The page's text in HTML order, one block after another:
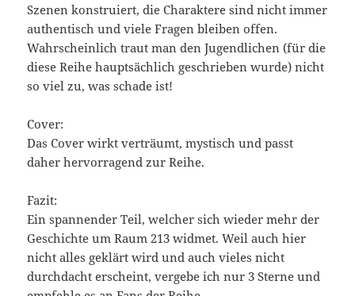
Szenen konstruiert, die Charaktere sind nicht immer
authentisch und viele Fragen bleiben offen.
Wahrscheinlich traut man den Jugendlichen (für die
diese Reihe hauptsächlich geschrieben wurde) nicht
so viel zu, was schade ist!
Cover:
Das Cover wirkt verträumt, mystisch und passt
daher hervorragend zur Reihe.
Fazit:
Ein spannender Teil, welcher sich wieder mehr der
Geschichte um Raum 213 widmet. Weil auch hier
nicht alles geklärt wird und auch vieles nicht
durchdacht erscheint, vergebe ich nur 3 Sterne und